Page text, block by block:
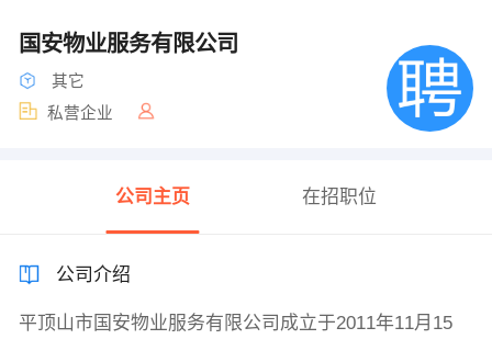
国安物业服务有限公司
其它
私营企业
公司主页 在招职位
公司介绍
平顶山市国安物业服务有限公司成立于2011年11月15